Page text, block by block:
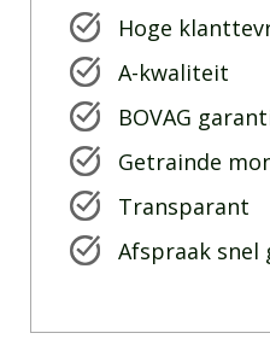
Hoge
A-kwaliteit
BOVAG
Getrainde
Transparant
Afspraak snel